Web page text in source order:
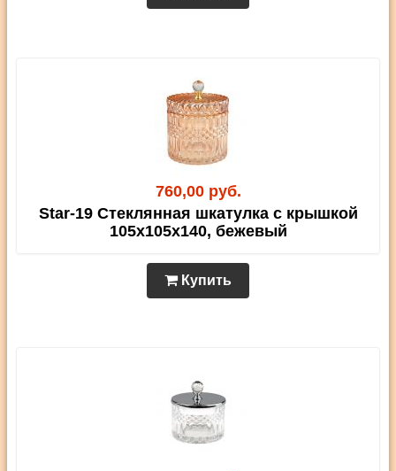
760,00 руб.
Star-19 Стеклянная шкатулка с крышкой
105х105х140, бежевый
Купить